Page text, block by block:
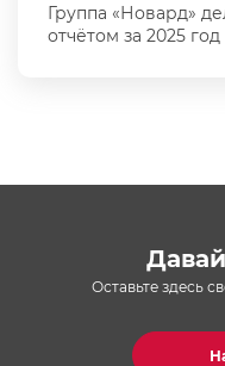
Группа «Новард»
отчётом за 2025 год
Оставьте здесь